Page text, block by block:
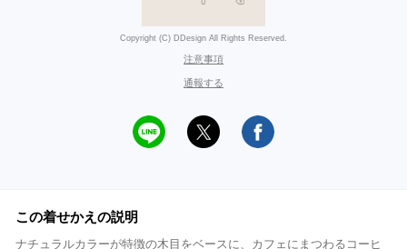
Copyright (C) DDesign All Rights Reserved.
注意事項
通報する
この着せかえの説明
ナチュラルカラーが特徴の木目をベースに、カフェにまつわるコーヒ